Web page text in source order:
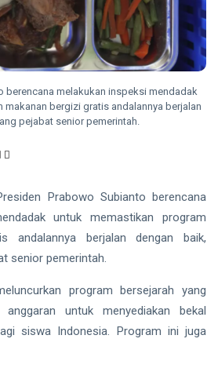
berencana melakukan inspeksi mendadak
bergizi gratis andalannya berjalan
pejabat senior pemerintah.
Prabowo Subianto berencana
untuk memastikan program
andalannya berjalan dengan baik,
senior pemerintah.
program bersejarah yang
anggaran untuk menyediakan bekal
siswa Indonesia. Program ini juga